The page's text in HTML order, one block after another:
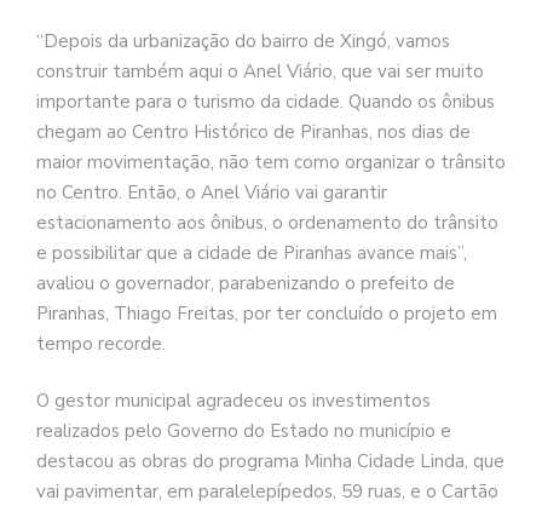
“Depois da urbanização do bairro de Xingó, vamos
construir também aqui o Anel Viário, que vai ser muito
importante para o turismo da cidade. Quando os ônibus
chegam ao Centro Histórico de Piranhas, nos dias de
maior movimentação, não tem como organizar o trânsito
no Centro. Então, o Anel Viário vai garantir
estacionamento aos ônibus, o ordenamento do trânsito
e possibilitar que a cidade de Piranhas avance mais”,
avaliou o governador, parabenizando o prefeito de
Piranhas, Thiago Freitas, por ter concluído o projeto em
tempo recorde.
O gestor municipal agradeceu os investimentos
realizados pelo Governo do Estado no município e
destacou as obras do programa Minha Cidade Linda, que
vai pavimentar, em paralelepípedos, 59 ruas, e o Cartão